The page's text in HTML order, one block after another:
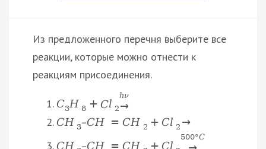
Из предложенного перечня выберите все
реакции, которые можно отнести к
реакциям присоединения.
C3H 8 + Cl 2
hν
→
CH 3–CH = CH 2 + Cl 2 →
CH –CH = CH + Cl
500°C